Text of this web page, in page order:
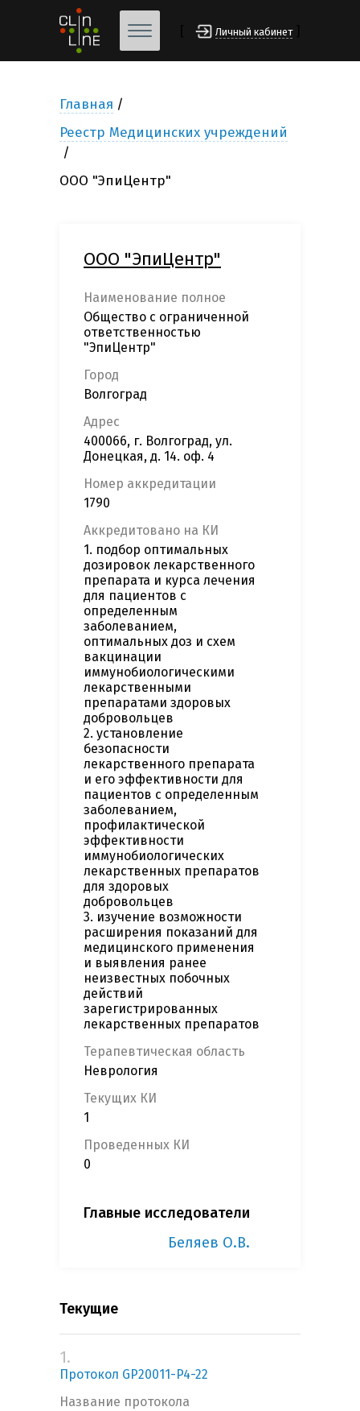
Личный кабинет
Главная
Реестр Медицинских учреждений
ООО "ЭпиЦентр"
ООО "ЭпиЦентр"
Наименование полное
Общество с ограниченной
ответственностью
"ЭпиЦентр"
Город
Волгоград
Адрес
400066, г. Волгоград, ул.
Донецкая, д. 14. оф. 4
Номер аккредитации
1790
Аккредитовано на КИ
1. подбор оптимальных
дозировок лекарственного
препарата и курса лечения
для пациентов с
определенным
заболеванием,
оптимальных доз и схем
вакцинации
иммунобиологическими
лекарственными
препаратами здоровых
добровольцев
2. установление
безопасности
лекарственного препарата
и его эффективности для
пациентов с определенным
заболеванием,
профилактической
эффективности
иммунобиологических
лекарственных препаратов
для здоровых
добровольцев
3. изучение возможности
расширения показаний для
медицинского применения
и выявления ранее
неизвестных побочных
действий
зарегистрированных
лекарственных препаратов
Терапевтическая область
Неврология
Текущих КИ
1
Проведенных КИ
0
Главные исследователи
Беляев О.В.
Текущие
1.
Протокол GP20011-P4-22
Название протокола